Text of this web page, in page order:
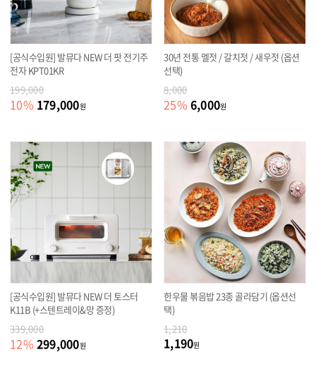
[공식수입원] 발뮤다 NEW 더 팟 전기주
전자 KPT01KR
199,000
10% 179,000원
30년 전통 멜젓 / 갈치젓 / 새우젓 (옵션
선택)
8,000
25% 6,000원
[공식수입원] 발뮤다 NEW 더 토스터
K11B (+스텐트레이&망 증정)
339,000
12% 299,000원
한우물 볶음밥 23종 골라담기 (옵션선
택)
1,210
1,190원